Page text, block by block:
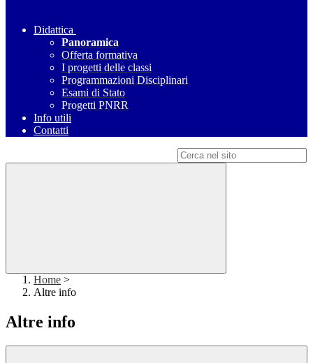
Didattica
Panoramica
Offerta formativa
I progetti delle classi
Programmazioni Disciplinari
Esami di Stato
Progetti PNRR
Info utili
Contatti
Home >
Altre info
Altre info